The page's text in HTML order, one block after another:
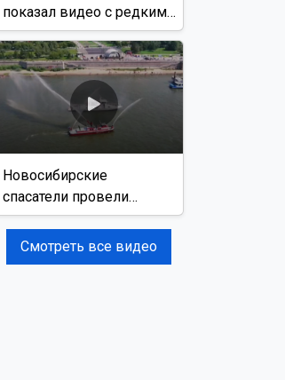
показал видео с редким
виверровым котом
Новосибирские
спасатели провели
учения на реке Обь
Смотреть все видео